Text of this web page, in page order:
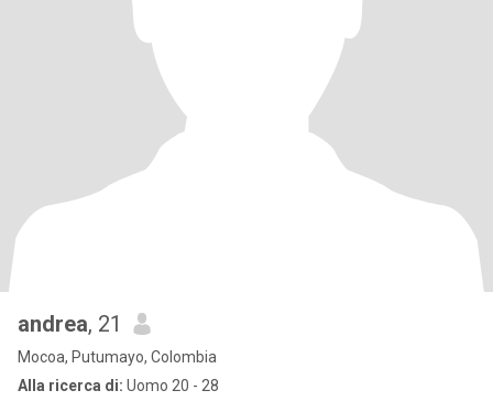
andrea, 21
Mocoa, Putumayo, Colombia
Alla ricerca di: Uomo 20 - 28